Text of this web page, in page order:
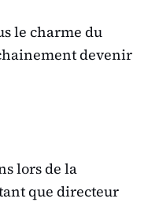
le charme du
devenir
lors de la
que directeur